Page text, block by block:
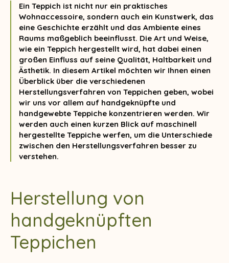
Ein Teppich ist nicht nur ein praktisches
Wohnaccessoire, sondern auch ein Kunstwerk, das
eine Geschichte erzählt und das Ambiente eines
Raums maßgeblich beeinflusst. Die Art und Weise,
wie ein Teppich hergestellt wird, hat dabei einen
großen Einfluss auf seine Qualität, Haltbarkeit und
Ästhetik. In diesem Artikel möchten wir Ihnen einen
Überblick über die verschiedenen
Herstellungsverfahren von Teppichen geben, wobei
wir uns vor allem auf handgeknüpfte und
handgewebte Teppiche konzentrieren werden. Wir
werden auch einen kurzen Blick auf maschinell
hergestellte Teppiche werfen, um die Unterschiede
zwischen den Herstellungsverfahren besser zu
verstehen.
Herstellung von
handgeknüpften
Teppichen